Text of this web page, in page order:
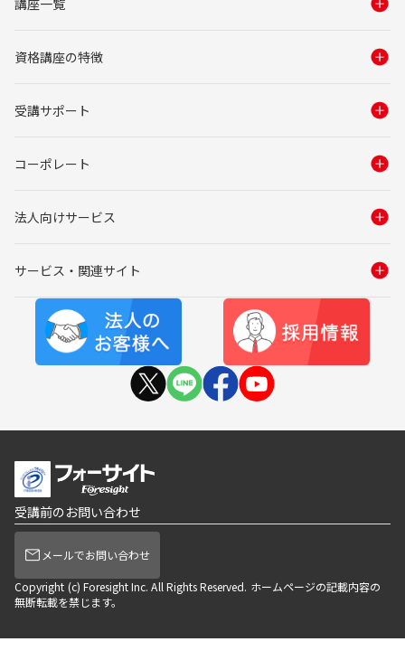
講座一覧
資格講座の特徴
受講サポート
コーポレート
法人向けサービス
サービス・関連サイト
受講前のお問い合わせ
メールでお問い合わせ
Copyright (c) Foresight Inc. All Rights Reserved. ホームページの記載内容の
無断転載を禁じます。